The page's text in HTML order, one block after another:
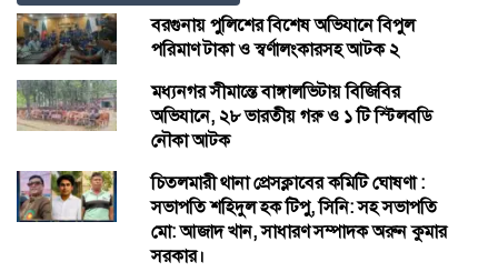
বরগুনায় পুলিশের বিশেষ অভিযানে বিপুল
পরিমাণ টাকা ও স্বর্ণালংকারসহ আটক ২
মধ্যনগর সীমান্তে বাঙ্গালভিটায় বিজিবির
অভিযানে, ২৮ ভারতীয় গরু ও ১ টি স্টিলবডি
নৌকা আটক
চিতলমারী থানা প্রেসক্লাবের কমিটি ঘোষণা :
সভাপতি শহিদুল হক টিপু, সিনি: সহ সভাপতি
মো: আজাদ খান, সাধারণ সম্পাদক অরুন কুমার
সরকার।